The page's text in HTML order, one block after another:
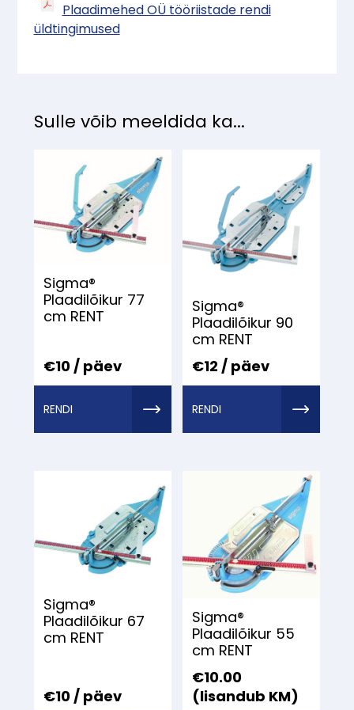
Plaadimehed OÜ tööriistade rendi
üldtingimused
Sulle võib meeldida ka...
Sigma®
Plaadilõikur 77
cm RENT
€10 / päev
RENDI
Sigma®
Plaadilõikur 90
cm RENT
€12 / päev
RENDI
Sigma®
Plaadilõikur 67
cm RENT
€10 / päev
Sigma®
Plaadilõikur 55
cm RENT
€10.00
(lisandub KM)